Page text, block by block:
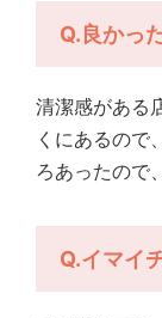
Q.良かっ
清潔感がある
くにあるので
ろあったので
Q.イマイ